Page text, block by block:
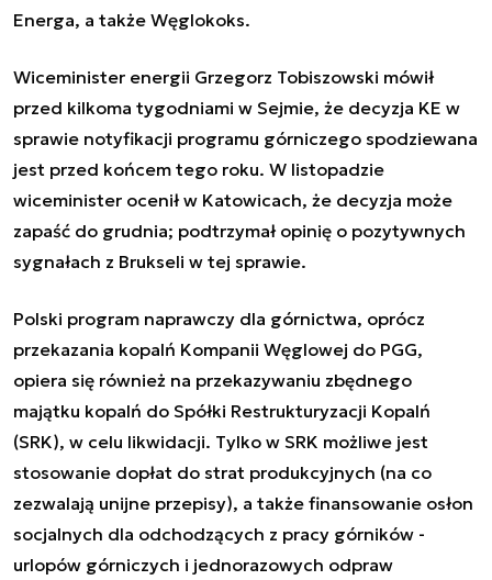
Energa, a także Węglokoks.
Wiceminister energii Grzegorz Tobiszowski mówił
przed kilkoma tygodniami w Sejmie, że decyzja KE w
sprawie notyfikacji programu górniczego spodziewana
jest przed końcem tego roku. W listopadzie
wiceminister ocenił w Katowicach, że decyzja może
zapaść do grudnia; podtrzymał opinię o pozytywnych
sygnałach z Brukseli w tej sprawie.
Polski program naprawczy dla górnictwa, oprócz
przekazania kopalń Kompanii Węglowej do PGG,
opiera się również na przekazywaniu zbędnego
majątku kopalń do Spółki Restrukturyzacji Kopalń
(SRK), w celu likwidacji. Tylko w SRK możliwe jest
stosowanie dopłat do strat produkcyjnych (na co
zezwalają unijne przepisy), a także finansowanie osłon
socjalnych dla odchodzących z pracy górników -
urlopów górniczych i jednorazowych odpraw